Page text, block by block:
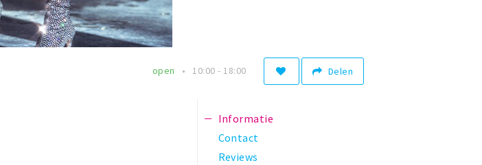
Delen
open 10:00 - 18:00
Informatie
Contact
Reviews